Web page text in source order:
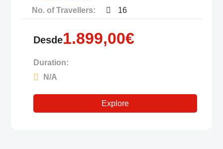
No. of Travellers:
16
Desde1.899,00€
Duration:
N/A
Explore